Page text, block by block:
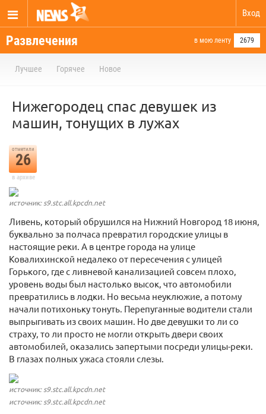
Вход
Развлечения в мою ленту 2679
Лучшее Горячее Новое
Нижегородец спас девушек из
машин, тонущих в лужах
отметили
26
в архиве
источник: s9.stc.all.kpcdn.net
Ливень, который обрушился на Нижний Новгород 18 июня,
буквально за полчаса превратил городские улицы в
настоящие реки. А в центре города на улице
Ковалихинской недалеко от пересечения с улицей
Горького, где с ливневой канализацией совсем плохо,
уровень воды был настолько высок, что автомобили
превратились в лодки. Но весьма неуклюжие, а потому
начали потихоньку тонуть. Перепуганные водители стали
выпрыгивать из своих машин. Но две девушки то ли со
страху, то ли просто не могли открыть двери своих
автомобилей, оказались запертыми посреди улицы-реки.
В глазах полных ужаса стояли слезы.
источник: s9.stc.all.kpcdn.net
источник: s9.stc.all.kpcdn.net